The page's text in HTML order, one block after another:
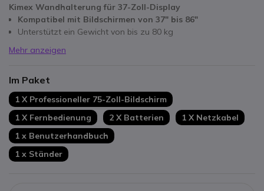
Kimex Wandhalterung für 37-Zoll-Display
Kompatibel mit Bildschirmen von 37" bis 86"
Unterstützt ein Gewicht von bis zu 80 kg
Mehr anzeigen
Im Paket
1 X Professioneller 75-Zoll-Bildschirm
1 X Fernbedienung
2 X Batterien
1 X Netzkabel
1 x Benutzerhandbuch
1 x Ständer